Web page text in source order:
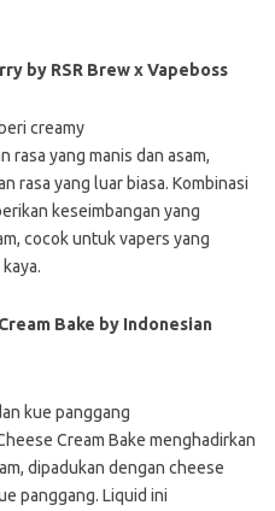
by RSR Brew x Vapeboss
creamy
rasa yang manis dan asam,
rasa yang luar biasa. Kombinasi
keseimbangan yang
cocok untuk vapers yang
Bake by Indonesian
kue panggang
Cream Bake menghadirkan
dipadukan dengan cheese
panggang. Liquid ini